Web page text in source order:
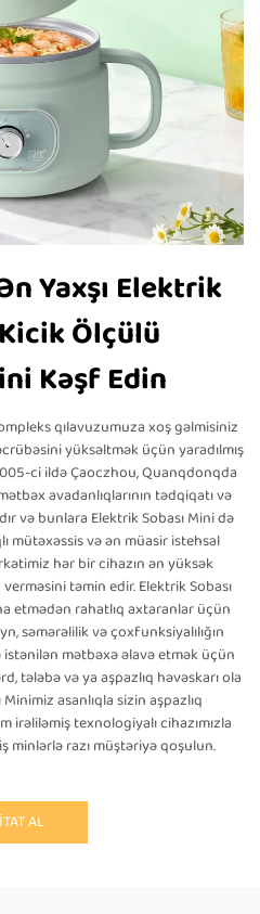
Yaxşı Elektrik
Ölçülü
Kəşf Edin
qılavuzumuza xoş gəlmisiniz
yüksəltmək üçün yaradılmış
ci ildə Çaoczhou, Quanqdonqda
avadanlıqlarının tədqiqatı və
və bunlara Elektrik Sobası Mini də
mütəxəssis və ən müasir istehsal
hər bir cihazın ən yüksək
təmin edir. Elektrik Sobası
etmədən rahatlıq axtaranlar üçün
səmərəlilik və çoxfunksiyalılığın
mətbəxə əlavə etmək üçün
tələbə və ya aşpazlıq həvəskarı ola
asanlıqla sizin aşpazlıq
irəliləmiş texnologiyalı cihazımızla
minlərlə razı müştəriyə qoşulun.
AL